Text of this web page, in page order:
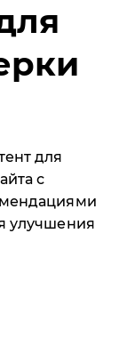
для
с
улучшения